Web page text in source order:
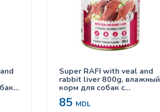
с
Super RAFI with veal and
rabbit liver 800g, влажный
корм для собак с
телятиной и кроличьей
печенью
85 MDL